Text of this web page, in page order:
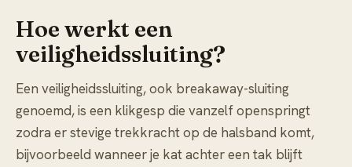
Hoe werkt een
veiligheidssluiting?
Een veiligheidssluiting, ook breakaway-sluiting
genoemd, is een klikgesp die vanzelf openspringt
zodra er stevige trekkracht op de halsband komt,
bijvoorbeeld wanneer je kat achter een tak blijft